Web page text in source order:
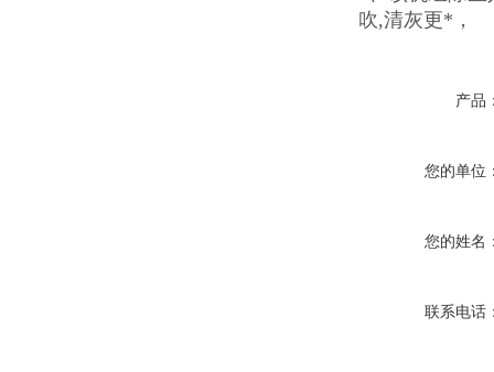
吹,清灰更*，
产品
您的单位
您的姓名
联系电话